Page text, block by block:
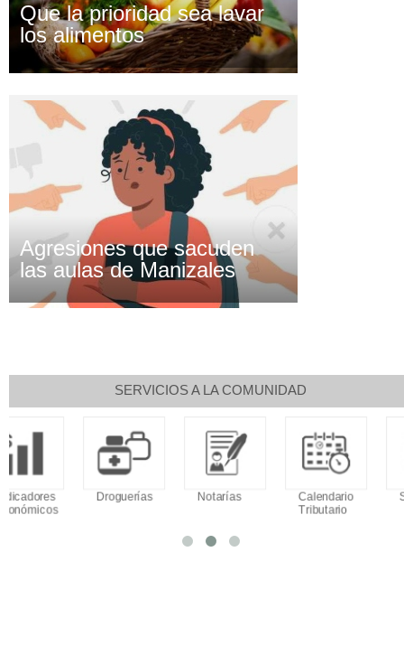
Que la prioridad sea lavar
los alimentos
Agresiones que sacuden
las aulas de Manizales
SERVICIOS A LA COMUNIDAD
Droguerías Notarías
Calendario
Sudoku